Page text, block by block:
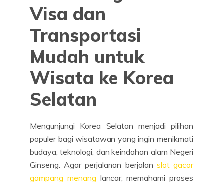
Visa dan
Transportasi
Mudah untuk
Wisata ke Korea
Selatan
Mengunjungi Korea Selatan menjadi pilihan
populer bagi wisatawan yang ingin menikmati
budaya, teknologi, dan keindahan alam Negeri
Ginseng. Agar perjalanan berjalan slot gacor
gampang menang lancar, memahami proses